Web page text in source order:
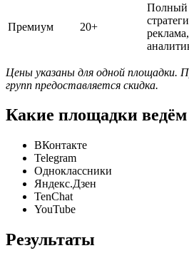
Премиум 20+
Полный
реклама,
Цены указаны для одной площадки.
групп предоставляется скидка.
Какие площадки ведём
ВКонтакте
Telegram
Одноклассники
Яндекс.Дзен
TenChat
YouTube
Результаты